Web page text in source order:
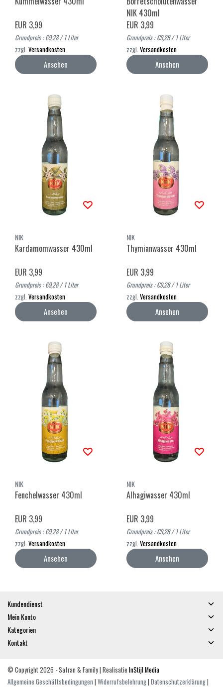
EUR 3,99
Grundpreis : €9,28 / 1 Liter
zzgl. Versandkosten
Ansehen
NIK 430ml
EUR 3,99
Grundpreis : €9,28 / 1 Liter
zzgl. Versandkosten
Ansehen
NIK
Kardamomwasser 430ml
EUR 3,99
Grundpreis : €9,28 / 1 Liter
zzgl. Versandkosten
Ansehen
NIK
Thymianwasser 430ml
EUR 3,99
Grundpreis : €9,28 / 1 Liter
zzgl. Versandkosten
Ansehen
NIK
Fenchelwasser 430ml
EUR 3,99
Grundpreis : €9,28 / 1 Liter
zzgl. Versandkosten
Ansehen
NIK
Alhagiwasser 430ml
EUR 3,99
Grundpreis : €9,28 / 1 Liter
zzgl. Versandkosten
Ansehen
Kundendienst
Mein Konto
Kategorien
Kontakt
© Copyright 2026 - Safran & Family | Realisatie InStijl Media
Allgemeine Geschäftsbedingungen | Widerrufsbelehrung| Datenschutzerklärung|